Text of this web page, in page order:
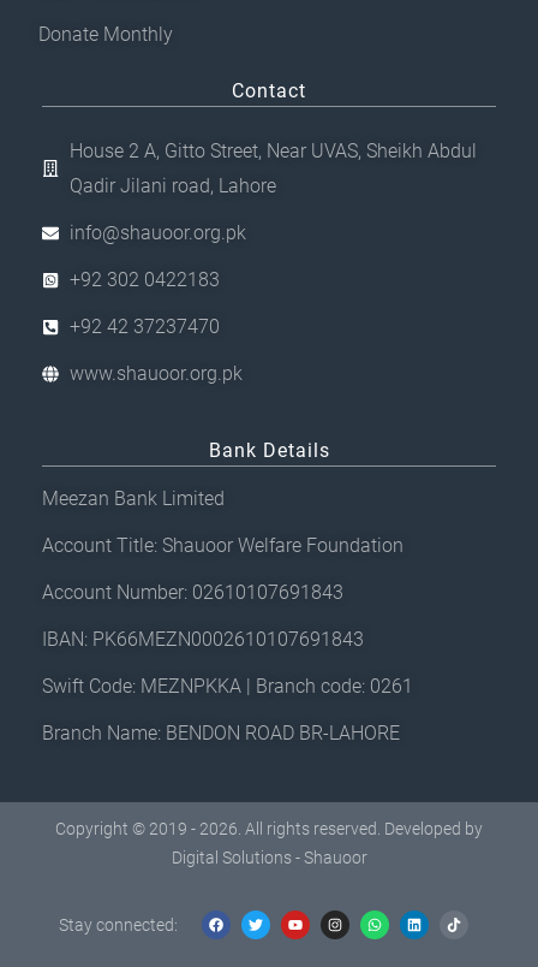
Donate Monthly
Contact
House 2 A, Gitto Street, Near UVAS, Sheikh Abdul
Qadir Jilani road, Lahore
info@shauoor.org.pk
+92 302 0422183
+92 42 37237470
www.shauoor.org.pk
Bank Details
Meezan Bank Limited
Account Title: Shauoor Welfare Foundation
Account Number: 02610107691843
IBAN: PK66MEZN0002610107691843
Swift Code: MEZNPKKA | Branch code: 0261
Branch Name: BENDON ROAD BR-LAHORE
Copyright © 2019 - 2026. All rights reserved. Developed by
Digital Solutions - Shauoor
Stay connected:
c
e
i
t
u
t
s
t
a
t
n
k
k
t